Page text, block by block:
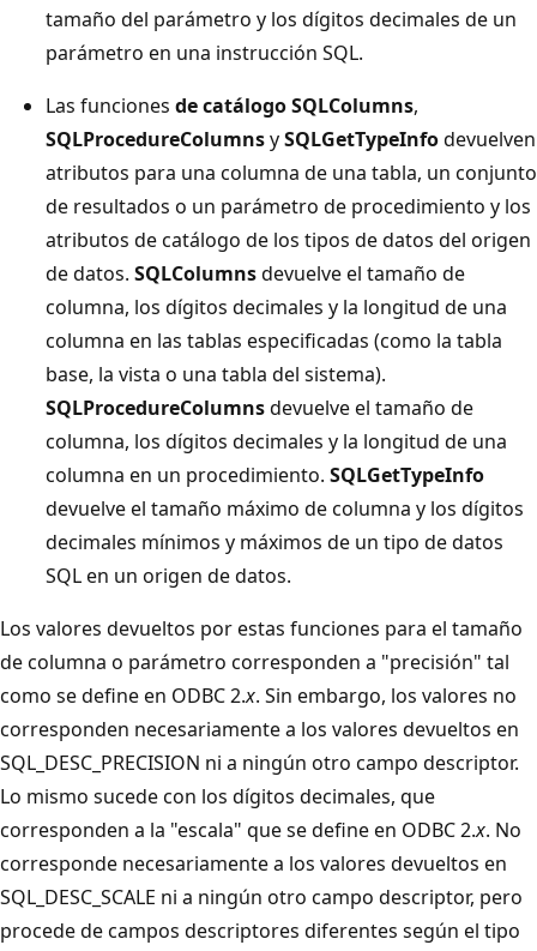
tamaño del parámetro y los dígitos decimales de un
parámetro en una instrucción SQL.
Las funciones de catálogo SQLColumns,
SQLProcedureColumnsySQLGetTypeInfodevuelven
atributos para una columna de una tabla, un conjunto
de resultados o un parámetro de procedimiento y los
atributos de catálogo de los tipos de datos del origen
de datos. SQLColumnsdevuelve el tamaño de
columna, los dígitos decimales y la longitud de una
columna en las tablas especificadas (como la tabla
base, la vista o una tabla del sistema).
SQLProcedureColumnsdevuelve el tamaño de
columna, los dígitos decimales y la longitud de una
columna en un procedimiento. SQLGetTypeInfo
devuelve el tamaño máximo de columna y los dígitos
decimales mínimos y máximos de un tipo de datos
SQL en un origen de datos.
Los valores devueltos por estas funciones para el tamaño
de columna o parámetro corresponden a "precisión" tal
como se define en ODBC 2.x. Sin embargo, los valores no
corresponden necesariamente a los valores devueltos en
SQL_DESC_PRECISION ni a ningún otro campo descriptor.
Lo mismo sucede con los dígitos decimales, que
corresponden a la "escala" que se define en ODBC 2.x. No
corresponde necesariamente a los valores devueltos en
SQL_DESC_SCALE ni a ningún otro campo descriptor, pero
procede de campos descriptores diferentes según el tipo